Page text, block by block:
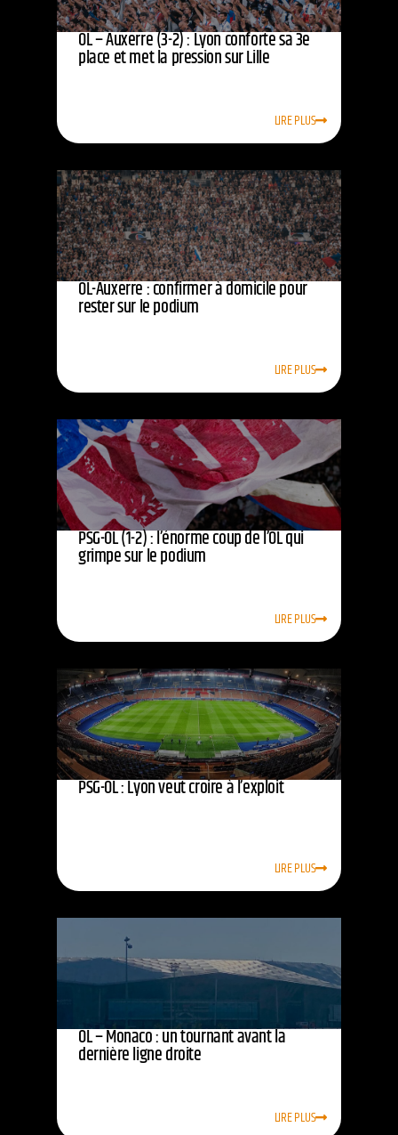
OL – Auxerre (3-2) : Lyon conforte sa 3e
place et met la pression sur Lille
LIRE PLUS
OL-Auxerre : confirmer à domicile pour
rester sur le podium
LIRE PLUS
PSG-OL (1-2) : l’énorme coup de l’OL qui
grimpe sur le podium
LIRE PLUS
PSG-OL : Lyon veut croire à l’exploit
LIRE PLUS
OL – Monaco : un tournant avant la
dernière ligne droite
LIRE PLUS